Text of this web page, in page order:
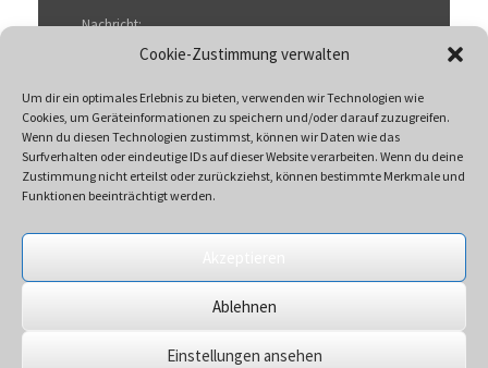
Cookie-Zustimmung verwalten
Um dir ein optimales Erlebnis zu bieten, verwenden wir Technologien wie
Cookies, um Geräteinformationen zu speichern und/oder darauf zuzugreifen.
Wenn du diesen Technologien zustimmst, können wir Daten wie das
Surfverhalten oder eindeutige IDs auf dieser Website verarbeiten. Wenn du deine
Zustimmung nicht erteilst oder zurückziehst, können bestimmte Merkmale und
Funktionen beeinträchtigt werden.
Ablehnen
Einstellungen ansehen
Nachricht:
Mit Klicken auf „Senden“ akzeptieren Sie unsere
Datenschutzerklärung